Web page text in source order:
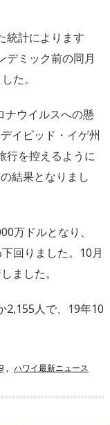
統計によります
デミック前の同月
た。
ナウイルスへの懸
イビッド・イゲ州
行を控えるように
結果となりまし
万ドルとなり、
回りました。10月
ました。
2,155人で、19年10
, ハワイ最新ニュース